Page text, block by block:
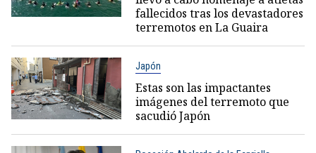
fallecidos tras los devastadores
terremotos en La Guaira
Japón
Estas son las impactantes
imágenes del terremoto que
sacudió Japón